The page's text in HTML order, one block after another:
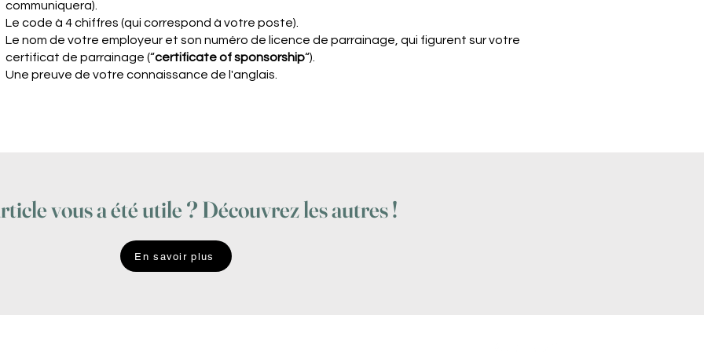
communiquera).
Le code à 4 chiffres (qui correspond à votre poste).
Le nom de votre employeur et son numéro de licence de parrainage, qui figurent sur votre
certificat de parrainage (“certificate of sponsorship“).
Une preuve de votre connaissance de l'anglais.
vous a été utile ? Découvrez les autres !
En savoir plus